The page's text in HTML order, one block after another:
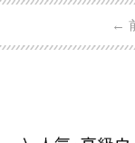
ビ
#フ
←